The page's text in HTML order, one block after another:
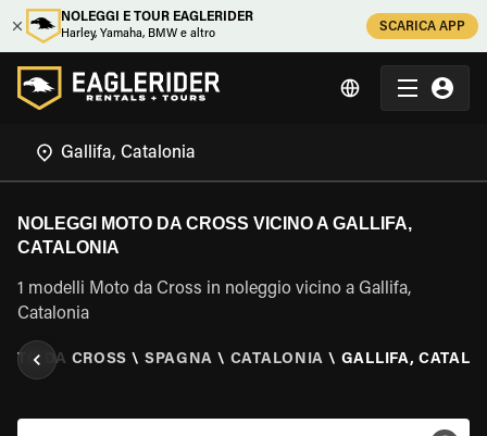
NOLEGGI E TOUR EAGLERIDER
Harley, Yamaha, BMW e altro
SCARICA APP
NOLEGGI MOTO DA CROSS VICINO A GALLIFA,
CATALONIA
1 modelli Moto da Cross in noleggio vicino a Gallifa,
Catalonia
DA CROSS \ SPAGNA \ CATALONIA \ GALLIFA,